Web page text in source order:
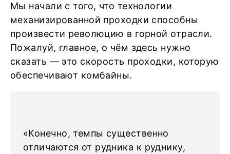
Мы начали с того, что технологии
механизированной проходки способны
произвести революцию в горной отрасли.
Пожалуй, главное, о чём здесь нужно
сказать — это скорость проходки, которую
обеспечивают комбайны.
«Конечно, темпы существенно
отличаются от рудника к руднику,